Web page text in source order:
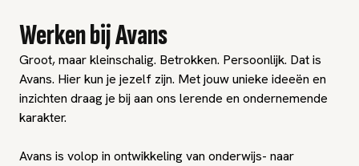
Werken bij Avans
Groot, maar kleinschalig. Betrokken. Persoonlijk. Dat is
Avans. Hier kun je jezelf zijn. Met jouw unieke ideeën en
inzichten draag je bij aan ons lerende en ondernemende
karakter.
Avans is volop in ontwikkeling van onderwijs- naar